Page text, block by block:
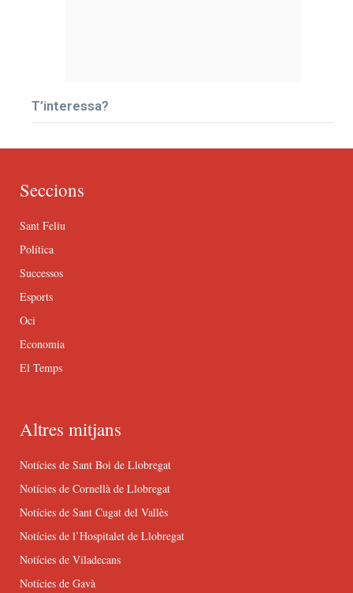
T’interessa?
Seccions
Sant Feliu
Política
Successos
Esports
Oci
Economia
El Temps
Altres mitjans
Notícies de Sant Boi de Llobregat
Notícies de Cornellà de Llobregat
Notícies de Sant Cugat del Vallès
Notícies de l’Hospitalet de Llobregat
Notícies de Viladecans
Notícies de Gavà